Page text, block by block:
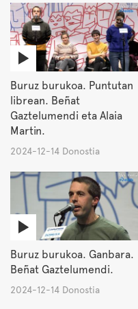
Buruz burukoa. Puntutan
librean. Beñat
Gaztelumendi eta Alaia
Martin.
2024-12-14 Donostia
Buruz burukoa. Ganbara.
Beñat Gaztelumendi.
2024-12-14 Donostia